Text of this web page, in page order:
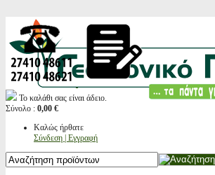
Το καλάθι σας είναι άδειο.
Σύνολο : 0,00 €
Καλώς ήρθατε
Σύνδεση | Εγγραφή